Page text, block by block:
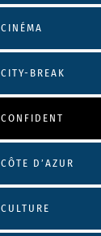
CINÉMA
CITY-BREAK
CONFIDENT
CÔTE D’AZUR
CULTURE